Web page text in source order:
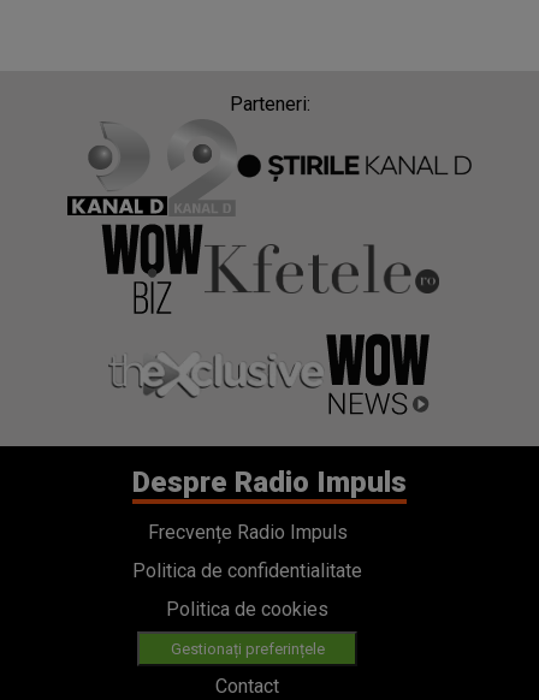
Parteneri:
Despre Radio Impuls
Frecvențe Radio Impuls
Politica de confidentialitate
Politica de cookies
Gestionați preferințele
Contact